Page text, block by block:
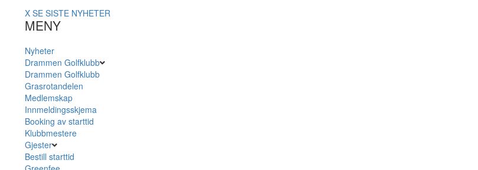
X SE SISTE NYHETER
MENY
Nyheter
Drammen Golfklubb
Drammen Golfklubb
Grasrotandelen
Medlemskap
Innmeldingsskjema
Booking av starttid
Klubbmestere
Gjester
Bestill starttid